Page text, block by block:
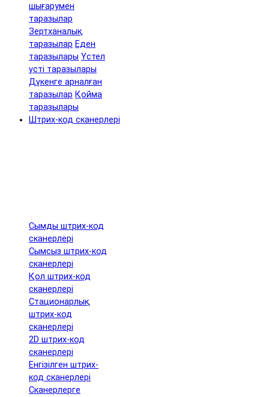
шығарумен
таразылар
Зертханалық
таразылар Еден
таразылары Үстел
үсті таразылары
Дүкенге арналған
таразылар Қойма
таразылары
Штрих-код сканерлері
Сымды штрих-код
сканерлері
Сымсыз штрих-код
сканерлері
Қол штрих-код
сканерлері
Стационарлық
штрих-код
сканерлері
2D штрих-код
сканерлері
Енгізілген штрих-
код сканерлері
Сканерлерге